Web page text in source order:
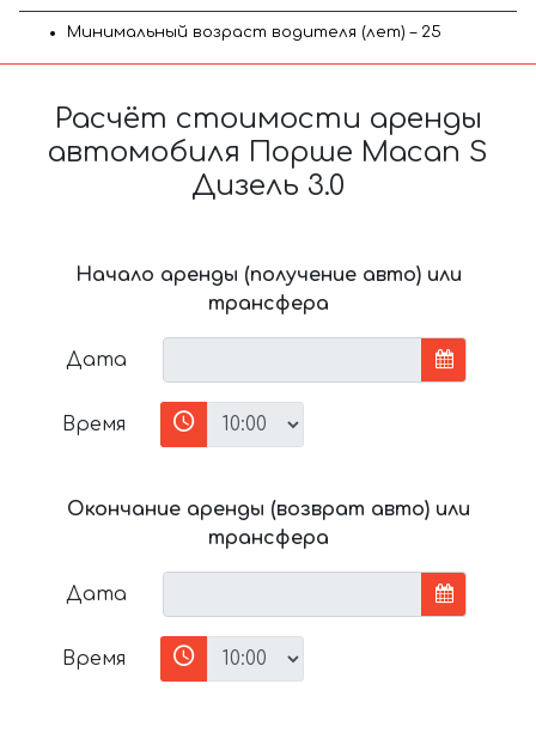
Минимальный возраст водителя (лет) – 25
Расчёт стоимости аренды
автомобиля Порше Macan S
Дизель 3.0
Начало аренды (получение авто) или
трансфера
Дата
Время
Окончание аренды (возврат авто) или
трансфера
Дата
Время